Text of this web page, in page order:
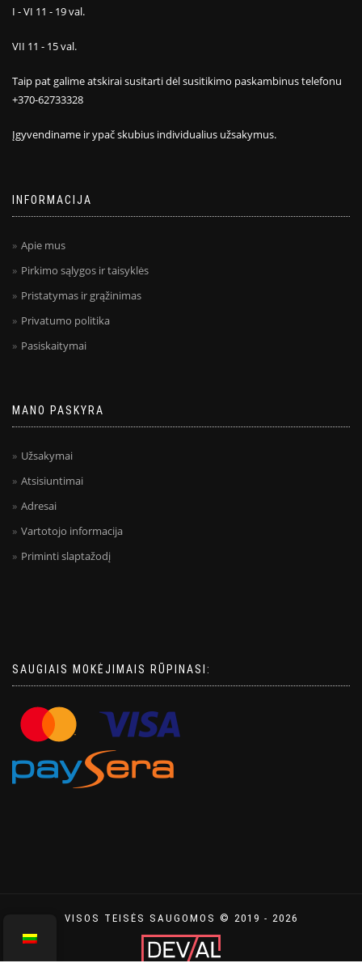
I - VI 11 - 19 val.
VII 11 - 15 val.
Taip pat galime atskirai susitarti dėl susitikimo paskambinus telefonu
+370-62733328
Įgyvendiname ir ypač skubius individualius užsakymus.
INFORMACIJA
Apie mus
Pirkimo sąlygos ir taisyklės
Pristatymas ir grąžinimas
Privatumo politika
Pasiskaitymai
MANO PASKYRA
Užsakymai
Atsisiuntimai
Adresai
Vartotojo informacija
Priminti slaptažodį
SAUGIAIS MOKĖJIMAIS RŪPINASI:
VISOS TEISĖS SAUGOMOS © 2019 - 2026